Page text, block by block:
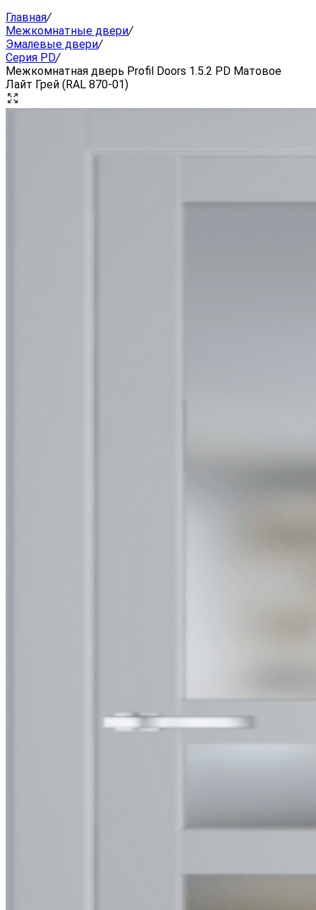
Главная/
Межкомнатные двери/
Эмалевые двери/
Серия PD/
Межкомнатная дверь Profil Doors 1.5.2 PD Матовое
Лайт Грей (RAL 870-01)